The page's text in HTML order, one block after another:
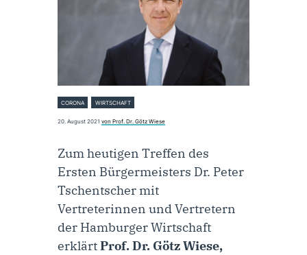
CORONA WIRTSCHAFT
20. August 2021 von Prof. Dr. Götz Wiese
Zum heutigen Treffen des
Ersten Bürgermeisters Dr. Peter
Tschentscher mit
Vertreterinnen und Vertretern
der Hamburger Wirtschaft
erklärtProf. Dr. Götz Wiese,